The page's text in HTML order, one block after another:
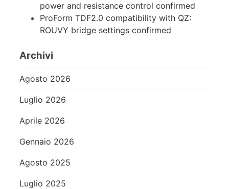
power and resistance control confirmed
ProForm TDF2.0 compatibility with QZ:
ROUVY bridge settings confirmed
Archivi
Agosto 2026
Luglio 2026
Aprile 2026
Gennaio 2026
Agosto 2025
Luglio 2025